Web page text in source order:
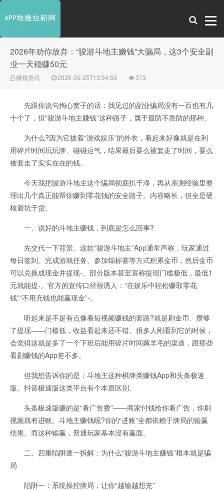
2026年劝你放弃：“骏游斗地主赚钱”大骗局，这3个安全副
业一天稳赚50元
赚钱资讯 2026-05-25T13:54:59 373
先跟你说句掏心窝子的话：我见过的副业骗局没有一百也有几
十个了，但“骏游斗地主赚钱”这种路子，属于最防不胜防的那种。
为什么?因为它披着“游戏娱乐”的外衣，看起来好像就是在利
用碎片时间玩玩牌、碰碰运气，结果最后要么被套走了时间，要么
被套走了实实在在的钱。
今天我把骏游斗地主这个骗局彻底扒干净，再从亲测经验里整
理出几个真正能帮你赚到零花钱的安全路子。内容略长，但全是硬
核避坑干货。
一、说好的斗地主赚钱，到底是怎么回事?
先交代一下背景。这款“骏游斗地主”App通常声称，玩家通过
每日签到、完成游戏任务、参加锦标赛等方式积累金币，然后金币
可以兑换成现金并提现-。部分版本甚至宣称提现门槛极低，最低1
元就能提-。官方的宣传口径很诱人：“在娱乐中轻松赚取零花
钱”“不用充钱也能赢现金”-。
听起来是不是有点像看短视频赚钱的套路?就是刷金币、攒够
了提现——门槛低，收益看起来还不错。很多人刚看到它的时候，
会觉得这就是多了一个下班后能用碎片时间薅羊毛的渠道，跟那些
看剧赚钱的App差不多。
但我想告诉你的是：斗地主这种棋牌类赚钱App和头条极速
版、抖音极速版这类平台有个本质区别。
头条极速版赚的是“看广告费”——商家付钱给你看广告，你刷
视频就有进账。斗地主赚钱呢?你的“进账”全都依赖于牌局的输赢
结果。而这种输赢，普通玩家基本没有赢面。
二、四重陷阱逐一拆解：为什么“骏游斗地主赚钱”根本就是骗
局
陷阱一：系统操控牌局，让你“越输越想充”